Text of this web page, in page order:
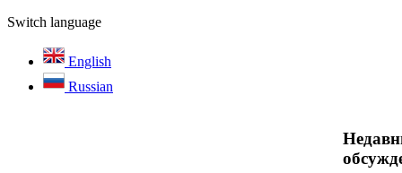
Switch language
English
Russian